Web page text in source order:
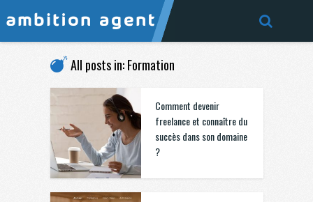
All posts in: Formation
Comment devenir
freelance et connaître du
succès dans son domaine
?